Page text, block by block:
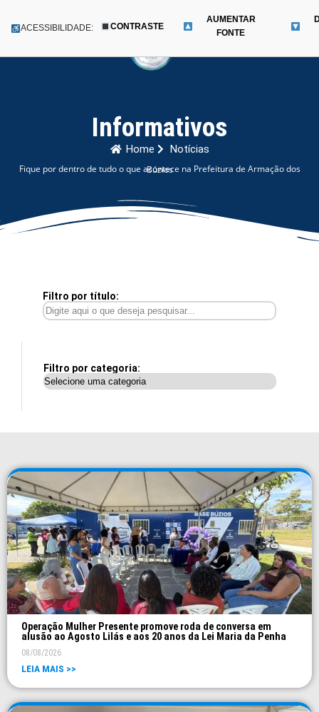
para
Menu
ACESSIBILIDADE: CONTRASTE
AUMENTAR
FONTE
Informativos
Home Notícias
Fique por dentro de tudo o que acontece na Prefeitura de Armação dos Búzios
Filtro por título:
Filtro por categoria:
Operação Mulher Presente promove roda de conversa em
alusão ao Agosto Lilás e aos 20 anos da Lei Maria da Penha
08/08/2026
LEIA MAIS >>